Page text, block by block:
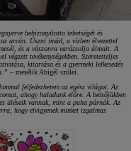
bebizonyította tehetségét és
arcán. Úszni imád, a vízben élvezettel
és a vászonra varázsolja álmait. A
tevékenységekben. Szeretetteljes
kitartása és a gyermeki lelkesedés
– mesélik Abigél szülei.
felfedezhetem az egész világot. Az
ahogy haladunk előre. A belsőjükben
üléseik vannak, mint a puha párnák. Az
hogy elvigyenek minket izgalmas